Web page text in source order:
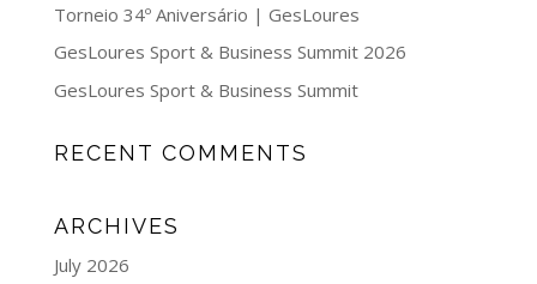
Torneio 34º Aniversário | GesLoures
GesLoures Sport & Business Summit 2026
GesLoures Sport & Business Summit
RECENT COMMENTS
ARCHIVES
July 2026